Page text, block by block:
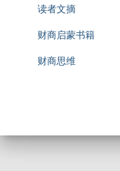
读者文摘
财商启蒙书籍
财商思维